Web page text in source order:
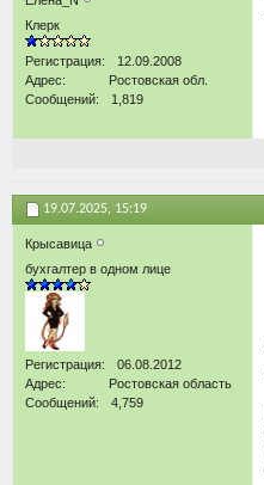
Клерк
Регистрация
12.09.2008
Адрес
Ростовская обл.
Сообщений
1,819
19.07.2025, 15:19
Крысавица
бухгалтер в одном лице
Регистрация
06.08.2012
Адрес
Ростовская область
Сообщений
4,759